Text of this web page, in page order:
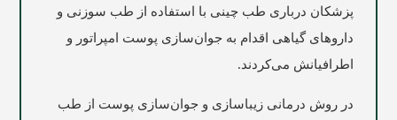
پزشکان درباری طب چینی با استفاده از طب سوزنی و
داروهای گیاهی اقدام به جوان‌سازی پوست امپراتور و
اطرافیانش می‌کردند.
در روش درمانی زیباسازی و جوان‌سازی پوست از طب